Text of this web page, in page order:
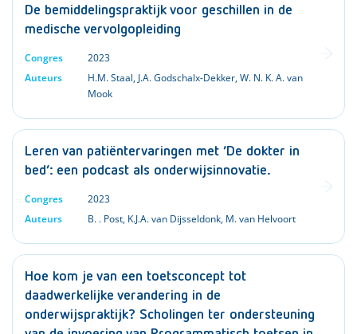
De bemiddelingspraktijk voor geschillen in de
medische vervolgopleiding
Congres
2023
Auteurs
H.M. Staal, J.A. Godschalx-Dekker,W. N. K. A. van
Mook
Leren van patiëntervaringen met ‘De dokter in
bed’: een podcast als onderwijsinnovatie.
Congres
2023
Auteurs
B. . Post, K.J.A. van Dijsseldonk, M. van Helvoort
Hoe kom je van een toetsconcept tot
daadwerkelijke verandering in de
onderwijspraktijk? Scholingen ter ondersteuning